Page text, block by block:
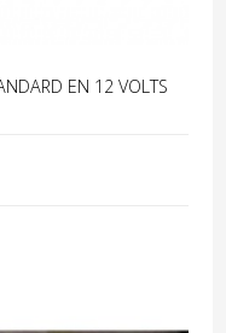
EN 12 VOLTS